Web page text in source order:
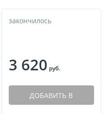
закончилось
3 620 руб.
ДОБАВИТЬ В